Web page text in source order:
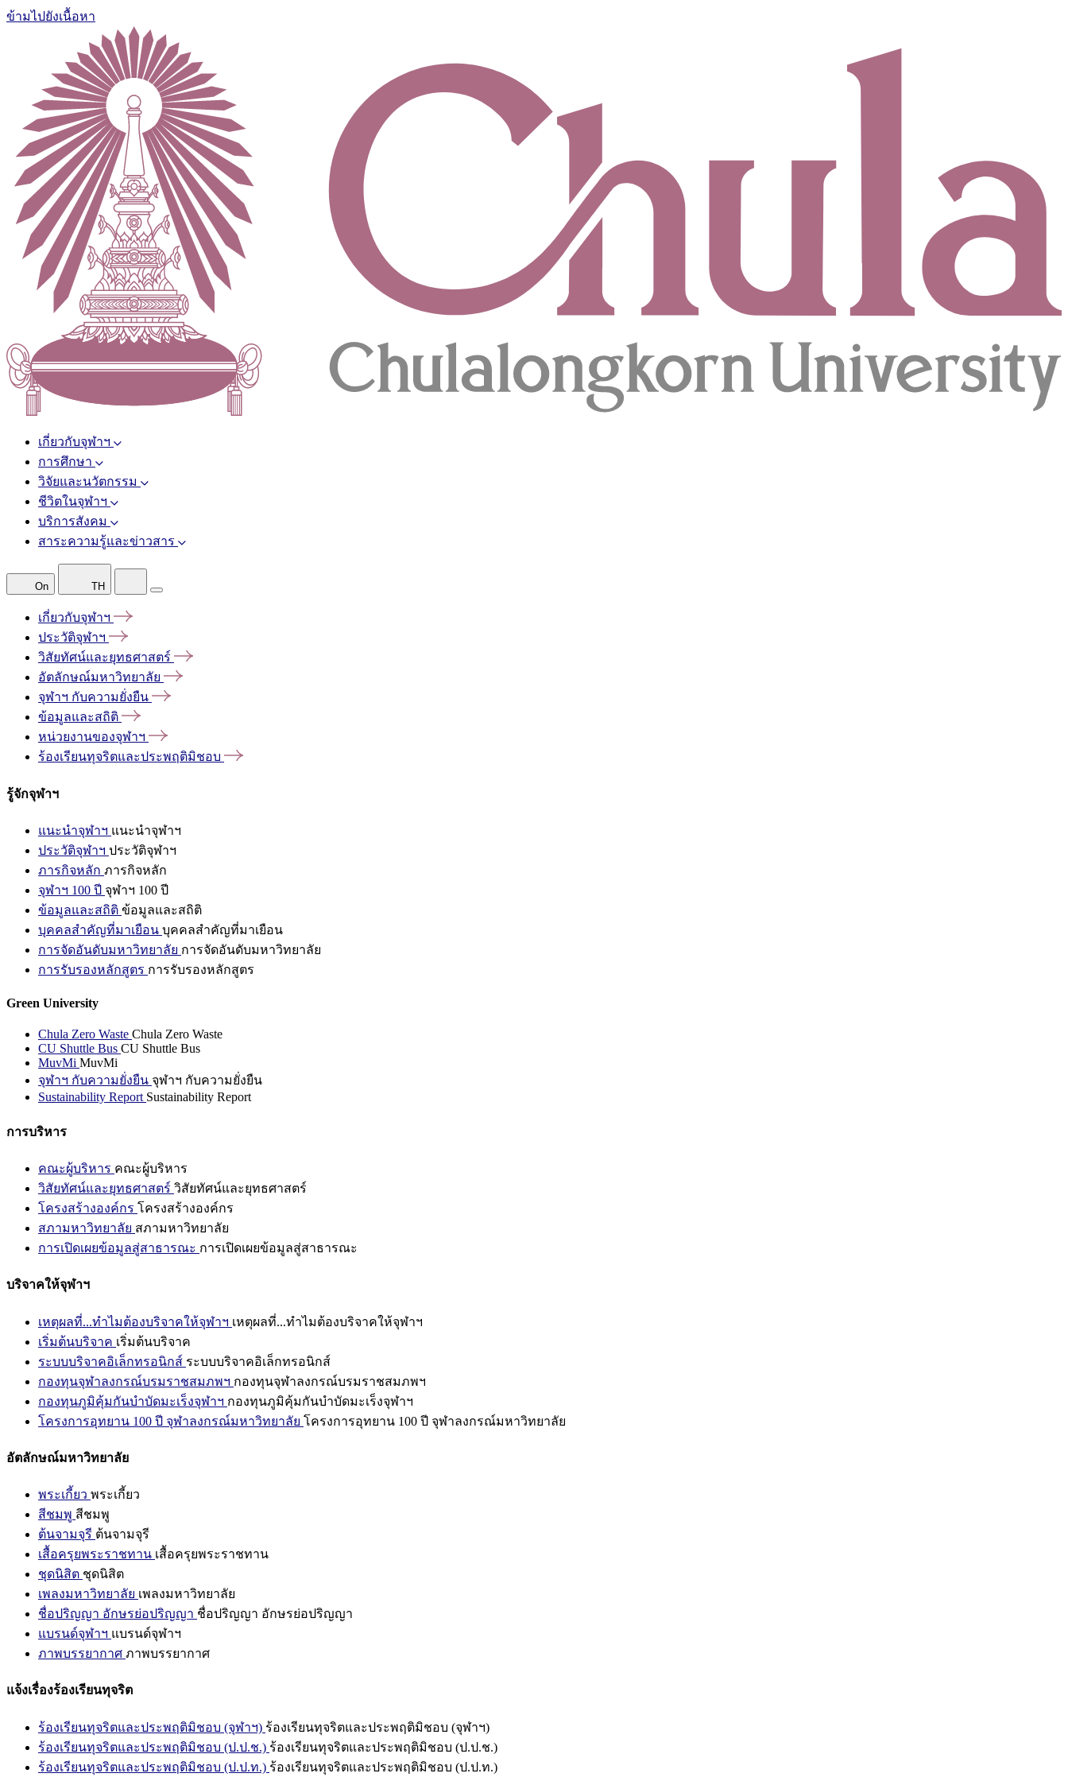
ข้ามไปยังเนื้อหา
เกี่ยวกับจุฬาฯ
การศึกษา
วิจัยและนวัตกรรม
ชีวิตในจุฬาฯ
บริการสังคม
สาระความรู้และข่าวสาร
On TH
เกี่ยวกับจุฬาฯ
ประวัติจุฬาฯ
วิสัยทัศน์และยุทธศาสตร์
อัตลักษณ์มหาวิทยาลัย
จุฬาฯ กับความยั่งยืน
ข้อมูลและสถิติ
หน่วยงานของจุฬาฯ
ร้องเรียนทุจริตและประพฤติมิชอบ
รู้จักจุฬาฯ
แนะนำจุฬาฯ แนะนำจุฬาฯ
ประวัติจุฬาฯ ประวัติจุฬาฯ
ภารกิจหลัก ภารกิจหลัก
จุฬาฯ 100 ปี จุฬาฯ 100 ปี
ข้อมูลและสถิติ ข้อมูลและสถิติ
บุคคลสำคัญที่มาเยือน บุคคลสำคัญที่มาเยือน
การจัดอันดับมหาวิทยาลัย การจัดอันดับมหาวิทยาลัย
การรับรองหลักสูตร การรับรองหลักสูตร
Green University
Chula Zero Waste Chula Zero Waste
CU Shuttle Bus CU Shuttle Bus
MuvMi MuvMi
จุฬาฯ กับความยั่งยืน จุฬาฯ กับความยั่งยืน
Sustainability Report Sustainability Report
การบริหาร
คณะผู้บริหาร คณะผู้บริหาร
วิสัยทัศน์และยุทธศาสตร์ วิสัยทัศน์และยุทธศาสตร์
โครงสร้างองค์กร โครงสร้างองค์กร
สภามหาวิทยาลัย สภามหาวิทยาลัย
การเปิดเผยข้อมูลสู่สาธารณะ การเปิดเผยข้อมูลสู่สาธารณะ
บริจาคให้จุฬาฯ
เหตุผลที่...ทำไมต้องบริจาคให้จุฬาฯ เหตุผลที่...ทำไมต้องบริจาคให้จุฬาฯ
เริ่มต้นบริจาค เริ่มต้นบริจาค
ระบบบริจาคอิเล็กทรอนิกส์ ระบบบริจาคอิเล็กทรอนิกส์
กองทุนจุฬาลงกรณ์บรมราชสมภพฯ กองทุนจุฬาลงกรณ์บรมราชสมภพฯ
กองทุนภูมิคุ้มกันบำบัดมะเร็งจุฬาฯ กองทุนภูมิคุ้มกันบำบัดมะเร็งจุฬาฯ
โครงการอุทยาน 100 ปี จุฬาลงกรณ์มหาวิทยาลัย โครงการอุทยาน 100 ปี จุฬาลงกรณ์มหาวิทยาลัย
อัตลักษณ์มหาวิทยาลัย
พระเกี้ยว พระเกี้ยว
สีชมพู สีชมพู
ต้นจามจุรี ต้นจามจุรี
เสื้อครุยพระราชทาน เสื้อครุยพระราชทาน
ชุดนิสิต ชุดนิสิต
เพลงมหาวิทยาลัย เพลงมหาวิทยาลัย
ชื่อปริญญา อักษรย่อปริญญา ชื่อปริญญา อักษรย่อปริญญา
แบรนด์จุฬาฯ แบรนด์จุฬาฯ
ภาพบรรยากาศ ภาพบรรยากาศ
แจ้งเรื่องร้องเรียนทุจริต
ร้องเรียนทุจริตและประพฤติมิชอบ (จุฬาฯ) ร้องเรียนทุจริตและประพฤติมิชอบ (จุฬาฯ)
ร้องเรียนทุจริตและประพฤติมิชอบ (ป.ป.ช.) ร้องเรียนทุจริตและประพฤติมิชอบ (ป.ป.ช.)
ร้องเรียนทุจริตและประพฤติมิชอบ (ป.ป.ท.) ร้องเรียนทุจริตและประพฤติมิชอบ (ป.ป.ท.)